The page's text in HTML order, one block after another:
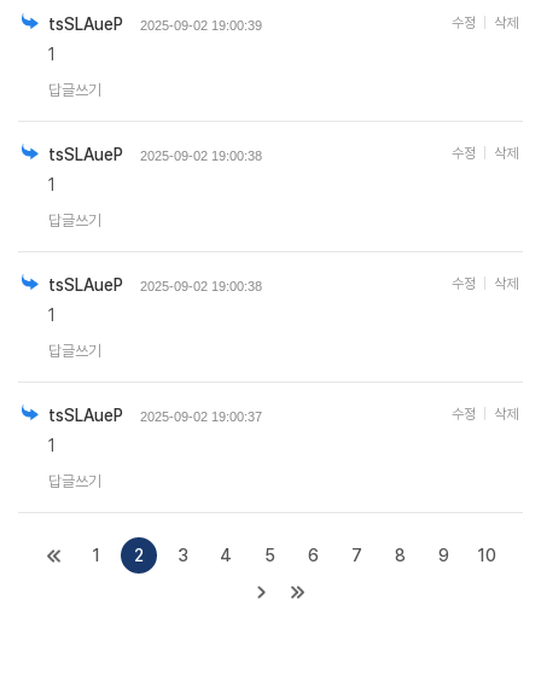
tsSLAueP 2025-09-02 19:00:39
1
답글쓰기
수정 삭제
tsSLAueP 2025-09-02 19:00:38
1
답글쓰기
수정 삭제
tsSLAueP 2025-09-02 19:00:38
1
답글쓰기
수정 삭제
tsSLAueP 2025-09-02 19:00:37
1
답글쓰기
수정 삭제
1 2 3 4 5 6 7 8 9 10